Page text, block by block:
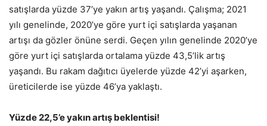
satışlarda yüzde 37’ye yakın artış yaşandı. Çalışma; 2021
yılı genelinde, 2020’ye göre yurt içi satışlarda yaşanan
artışı da gözler önüne serdi. Geçen yılın genelinde 2020’ye
göre yurt içi satışlarda ortalama yüzde 43,5’lik artış
yaşandı. Bu rakam dağıtıcı üyelerde yüzde 42’yi aşarken,
üreticilerde ise yüzde 46’ya yaklaştı.
Yüzde 22,5’e yakın artış beklentisi!